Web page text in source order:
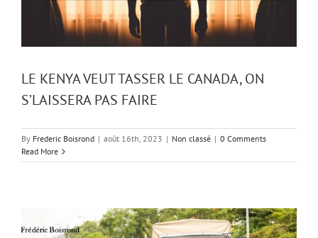
LE KENYA VEUT TASSER LE CANADA, ON
S’LAISSERA PAS FAIRE
By Frederic Boisrond | août 16th, 2023 | Non classé | 0 Comments
Read More